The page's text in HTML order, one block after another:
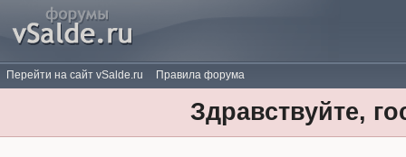
Перейти на сайт vSalde.ru Правила форума
Здравствуйте,